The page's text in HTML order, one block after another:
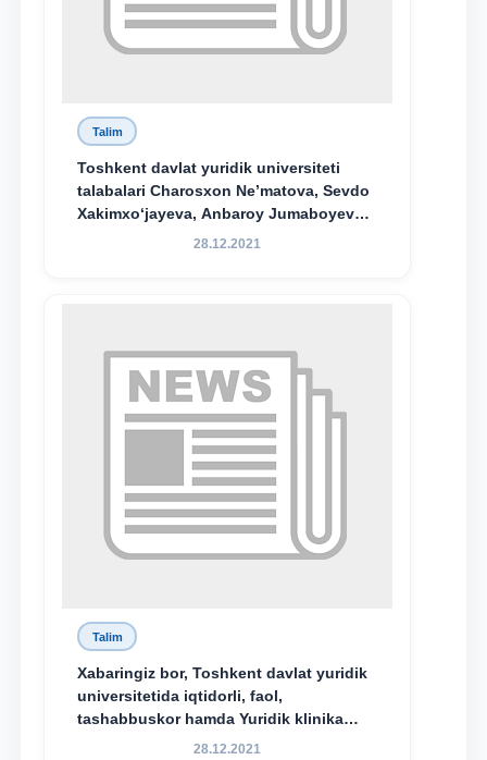
Talim
Toshkent davlat yuridik universiteti
talabalari Charosxon Ne’matova, Sevdo
Xakimxo‘jayeva, Anbaroy Jumaboyeva
hamda TDYU qoshidagi M.S.Vosiqova
bo‘ldi.
28.12.2021
Talim
Xabaringiz bor, Toshkent davlat yuridik
universitetida iqtidorli, faol,
tashabbuskor hamda Yuridik klinika
faoliyatida o‘z bilim va ko‘nikmalarini
28.12.2021